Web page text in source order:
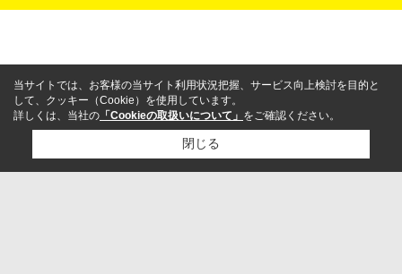
当サイトでは、お客様の当サイト利用状況把握、サービス向上検討を目的と
して、クッキー（Cookie）を使用しています。
詳しくは、当社の 「Cookieの取扱いについて」 をご確認ください。
閉じる